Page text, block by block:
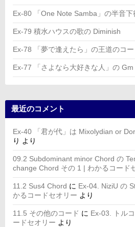
Ex-80 「One Note Samba」の半音下
Ex-79 積水ハウスの歌の Diminish
Ex-78 「夢で逢えたら」の王道のコ
Ex-77 「さよなら大好きな人」の
最近のコメント
Ex-40 「君が代」は Mixolydian or
り より
09.2 Subdominant minor Chord の
change Chord その 1 | わかるコード
11.2 Sus4 Chord に Ex-04. NiziU の
かるコードセオリー より
11.5 その他のコード に Ex-03. トル
ードセオリー より